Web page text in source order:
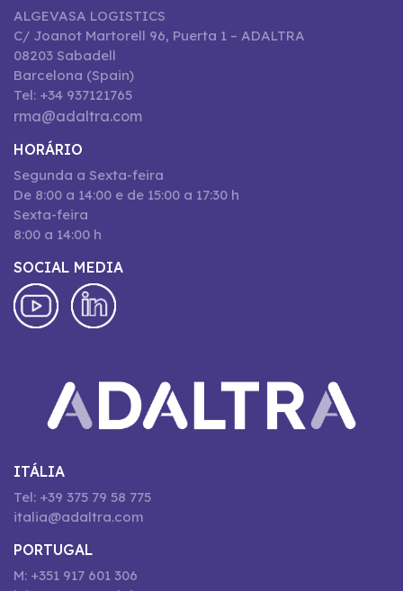
ALGEVASA LOGISTICS
C/ Joanot Martorell 96, Puerta 1 – ADALTRA
08203 Sabadell
Barcelona (Spain)
Tel: +34 937121765
rma@adaltra.com
HORÁRIO
Segunda a Sexta-feira
De 8:00 a 14:00 e de 15:00 a 17:30 h
Sexta-feira
8:00 a 14:00 h
SOCIAL MEDIA
ITÁLIA
Tel: +39 375 79 58 775
italia@adaltra.com
PORTUGAL
M: +351 917 601 306